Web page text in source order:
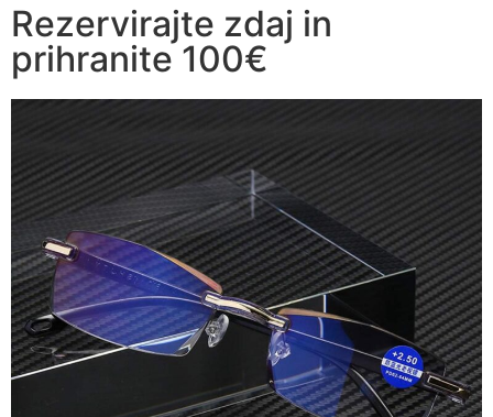
Rezervirajte zdaj in
prihranite 100€